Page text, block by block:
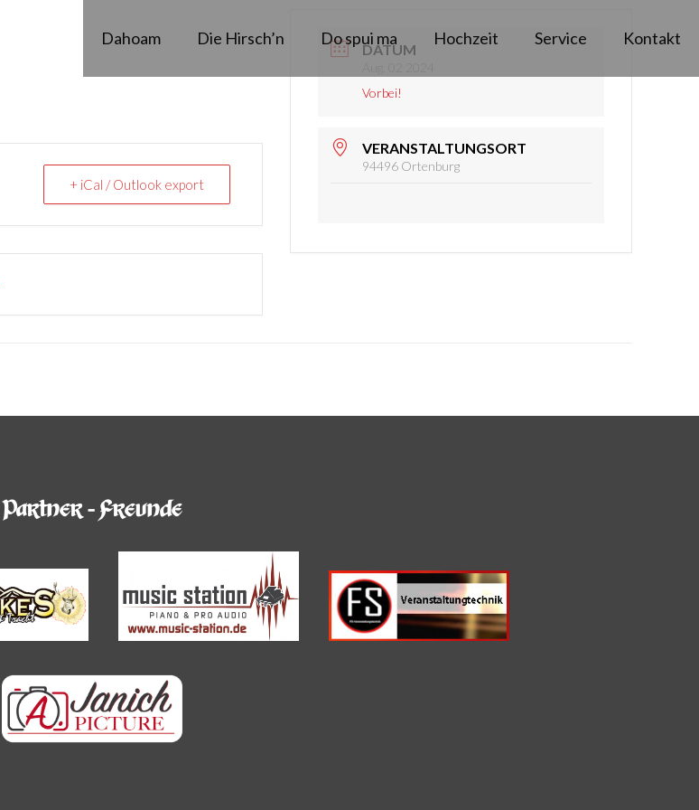
Dahoam Die Hirsch’n Do spui ma Hochzeit Service Kontakt
+ iCal / Outlook export
DATUM
Vorbei!
VERANSTALTUNGSORT
94496 Ortenburg
Partner - Freunde